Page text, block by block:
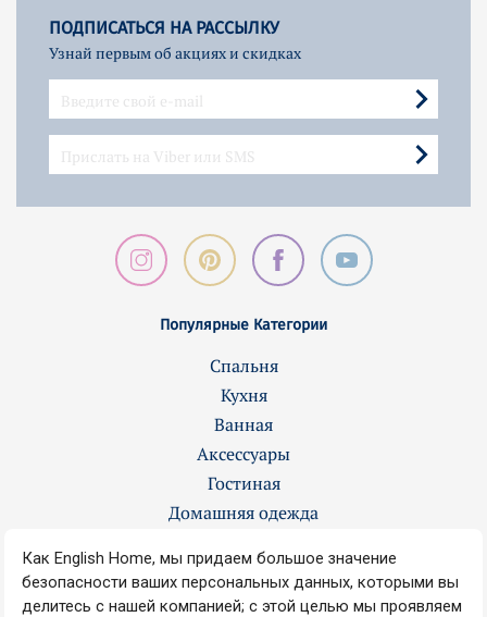
ПОДПИСАТЬСЯ НА РАССЫЛКУ
Узнай первым об акциях и скидках
Популярные Категории
Спальня
Кухня
Ванная
Аксессуары
Гостиная
Домашняя одежда
Контакты
О нас